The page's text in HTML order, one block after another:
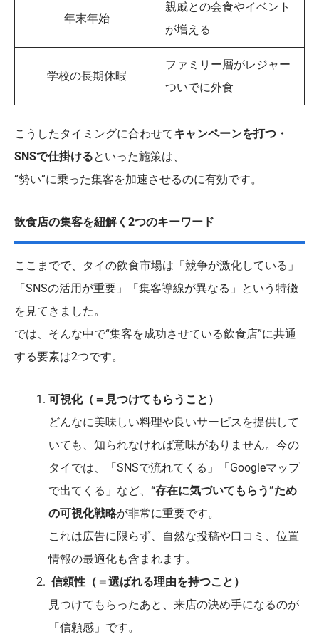
年末年始
親戚との会食やイベント
が増える
学校の長期休暇
ファミリー層がレジャー
ついでに外食
こうしたタイミングに合わせてキャンペーンを打つ・
SNSで仕掛けるといった施策は、
“勢い”に乗った集客を加速させるのに有効です。
飲食店の集客を紐解く2つのキーワード
ここまでで、タイの飲食市場は「競争が激化している」
「SNSの活用が重要」「集客導線が異なる」という特徴
を見てきました。
では、そんな中で“集客を成功させている飲食店”に共通
する要素は2つです。
可視化（＝見つけてもらうこと）
どんなに美味しい料理や良いサービスを提供して
いても、知られなければ意味がありません。今の
タイでは、「SNSで流れてくる」「Googleマップ
で出てくる」など、 “存在に気づいてもらう”ため
の可視化戦略が非常に重要です。
これは広告に限らず、自然な投稿や口コミ、位置
情報の最適化も含まれます。
信頼性（＝選ばれる理由を持つこと）
見つけてもらったあと、来店の決め手になるのが
「信頼感」です。